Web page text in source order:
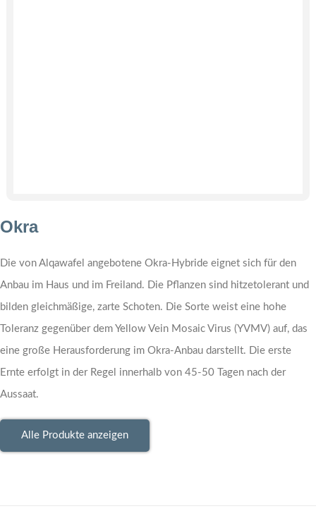
Okra
Die von Alqawafel angebotene Okra-Hybride eignet sich für den
Anbau im Haus und im Freiland. Die Pflanzen sind hitzetolerant und
bilden gleichmäßige, zarte Schoten. Die Sorte weist eine hohe
Toleranz gegenüber dem Yellow Vein Mosaic Virus (YVMV) auf, das
eine große Herausforderung im Okra-Anbau darstellt. Die erste
Ernte erfolgt in der Regel innerhalb von 45-50 Tagen nach der
Aussaat.
Alle Produkte anzeigen